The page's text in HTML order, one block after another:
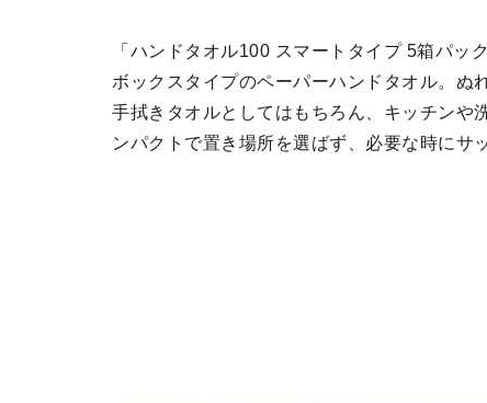
「ハンドタオル100 スマートタイプ 5箱パッ
ボックスタイプのペーパーハンドタオル。ぬ
手拭きタオルとしてはもちろん、キッチンや
ンパクトで置き場所を選ばず、必要な時にサ